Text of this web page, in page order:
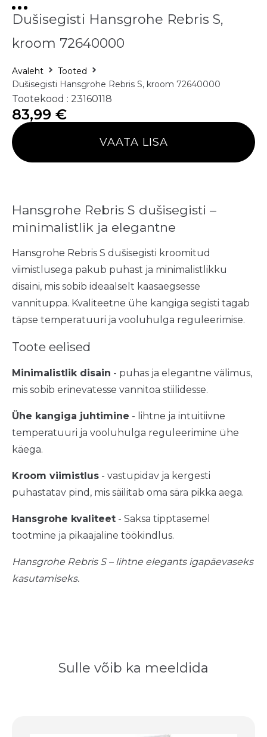
Dušisegisti Hansgrohe Rebris S,
kroom 72640000
Avaleht
Tooted
Dušisegisti Hansgrohe Rebris S, kroom 72640000
Tootekood : 23160118
83,99 €
VAATA LISA
Hansgrohe Rebris S dušisegisti –
minimalistlik ja elegantne
Hansgrohe Rebris S dušisegisti kroomitud
viimistlusega pakub puhast ja minimalistlikku
disaini, mis sobib ideaalselt kaasaegsesse
vannituppa. Kvaliteetne ühe kangiga segisti tagab
täpse temperatuuri ja vooluhulga reguleerimise.
Toote eelised
Minimalistlik disain - puhas ja elegantne välimus,
mis sobib erinevatesse vannitoa stiilidesse.
Ühe kangiga juhtimine - lihtne ja intuitiivne
temperatuuri ja vooluhulga reguleerimine ühe
käega.
Kroom viimistlus - vastupidav ja kergesti
puhastatav pind, mis säilitab oma sära pikka aega.
Hansgrohe kvaliteet - Saksa tipptasemel
tootmine ja pikaajaline töökindlus.
Hansgrohe Rebris S – lihtne elegants igapäevaseks
kasutamiseks.
Sulle võib ka meeldida